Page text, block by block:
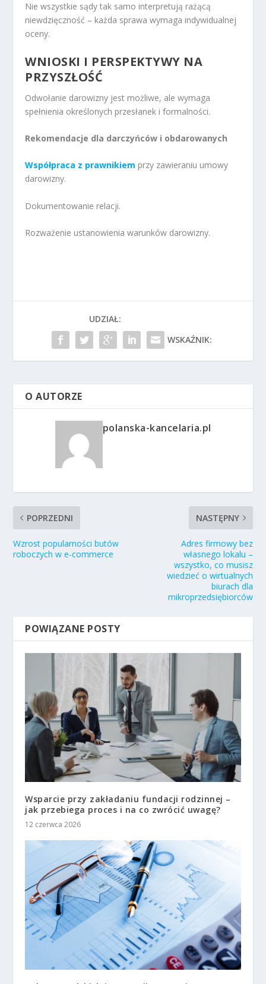
Nie wszystkie sądy tak samo interpretują rażącą
niewdzięczność – każda sprawa wymaga indywidualnej
oceny.
WNIOSKI I PERSPEKTYWY NA
PRZYSZŁOŚĆ
Odwołanie darowizny jest możliwe, ale wymaga
spełnienia określonych przesłanek i formalności.
Rekomendacje dla darczyńców i obdarowanych
Współpraca z prawnikiem przy zawieraniu umowy
darowizny.
Dokumentowanie relacji.
Rozważenie ustanowienia warunków darowizny.
UDZIAŁ:
WSKAŹNIK:
O AUTORZE
polanska-kancelaria.pl
POPRZEDNI
Wzrost popularności butów
roboczych w e-commerce
NASTĘPNY
Adres firmowy bez
własnego lokalu –
wszystko, co musisz
wiedzieć o wirtualnych
biurach dla
mikroprzedsiębiorców
POWIĄZANE POSTY
Wsparcie przy zakładaniu fundacji rodzinnej –
jak przebiega proces i na co zwrócić uwagę?
12 czerwca 2026